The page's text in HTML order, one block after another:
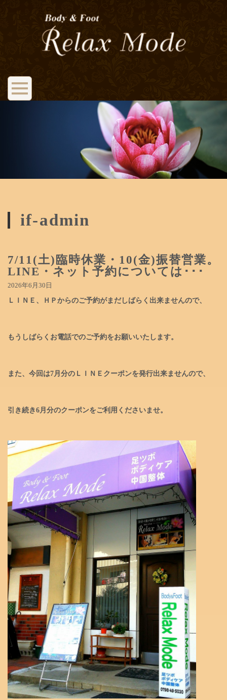
if-admin
7/11(土)臨時休業・10(金)振替営業。
LINE・ネット予約については･･･
2026年6月30日
ＬＩＮＥ、ＨＰからのご予約がまだしばらく出来ませんので、
もうしばらくお電話でのご予約をお願いいたします。
また、今回は7月分のＬＩＮＥクーポンを発行出来ませんので、
引き続き6月分のクーポンをご利用くださいませ。